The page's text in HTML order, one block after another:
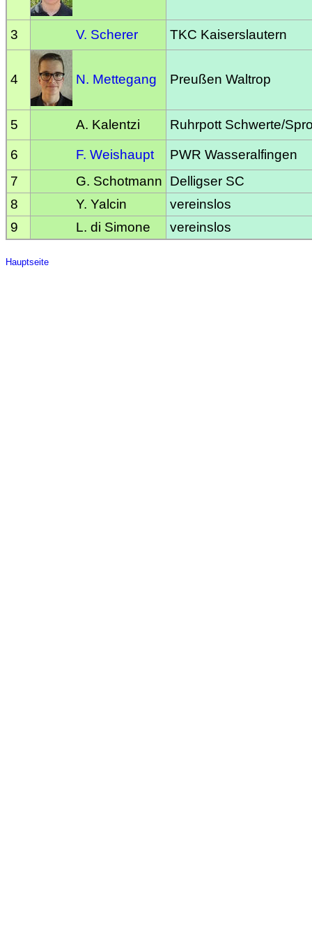
3 V. Scherer TKC Kaiserslautern
4 N. Mettegang Preußen Waltrop
5 A. Kalentzi Ruhrpott Schwerte/
6 F. Weishaupt
PWR Wasseralfingen
7
G. Schotmann
Delligser SC
8
Y. Yalcin
vereinslos
9
L. di Simone vereinslos
Hauptseite